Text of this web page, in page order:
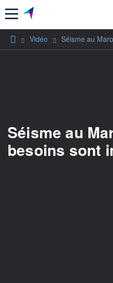
Menu
Vidéo Séisme au
Séisme au
besoins sont